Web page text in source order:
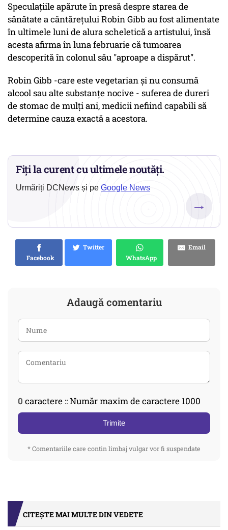
Speculaţiile apărute în presă despre starea de
sănătate a cântăreţului Robin Gibb au fost alimentate
în ultimele luni de alura scheletică a artistului, însă
acesta afirma în luna februarie că tumoarea
descoperită în colonul său "aproape a dispărut".
Robin Gibb -care este vegetarian şi nu consumă
alcool sau alte substanţe nocive - suferea de dureri
de stomac de mulţi ani, medicii nefiind capabili să
determine cauza exactă a acestora.
Fiți la curent cu ultimele noutăți.
Urmăriți DCNews și pe Google News
→
Facebook
Twitter
WhatsApp
Email
Adaugă comentariu
0 caractere :: Număr maxim de caractere 1000
Trimite
* Comentariile care contin limbaj vulgar vor fi suspendate
CITEȘTE MAI MULTE DIN VEDETE